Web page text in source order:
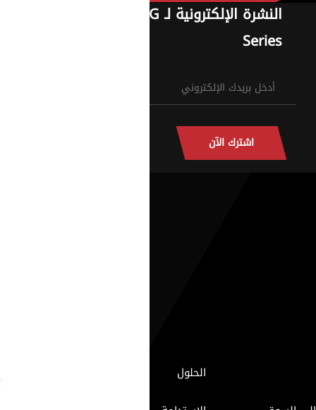
النشرة الإلكترونية لـ G
Series
اشترك الآن
الحلول